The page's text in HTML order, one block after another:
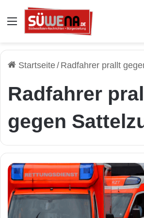
Auswahl
Startseite/ Radfahrer prallt
Radfahrer
gegen